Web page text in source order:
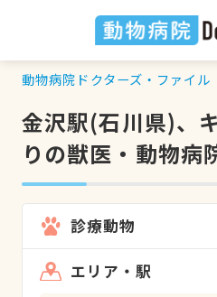
動物病院ドクターズ・ファイル
金沢駅(石川県)、
りの獣医・動物病
診療動物
エリア・駅